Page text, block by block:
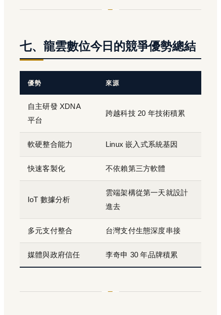
七、龍雲數位今日的競爭優勢總結
優勢 來源
自主研發 XDNA
平台
跨越科技 20 年技術積累
軟硬整合能力 Linux 嵌入式系統基因
快速客製化 不依賴第三方軟體
IoT 數據分析
雲端架構從第一天就設計
進去
多元支付整合 台灣支付生態深度串接
媒體與政府信任 李奇申 30 年品牌積累